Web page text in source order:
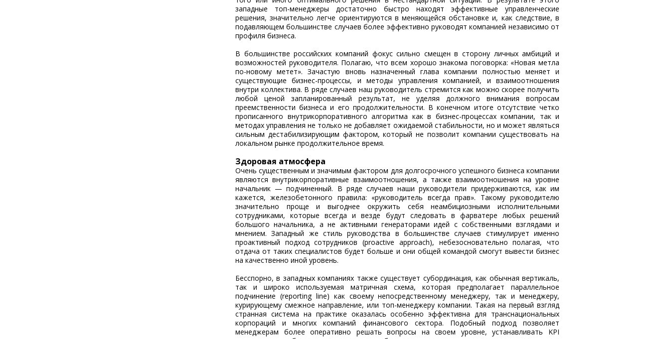
западные топ-менеджеры достаточно быстро находят эффективные управленческие
решения, значительно легче ориентируются в меняющейся обстановке и, как следствие, в
подавляющем большинстве случаев более эффективно руководят компанией независимо от
профиля бизнеса.
В большинстве российских компаний фокус сильно смещен в сторону личных амбиций и
возможностей руководителя. Полагаю, что всем хорошо знакома поговорка: «Новая метла
по-новому метет». Зачастую вновь назначенный глава компании полностью меняет и
существующие бизнес-процессы, и методы управления компанией, и взаимоотношения
внутри коллектива. В ряде случаев наш руководитель стремится как можно скорее получить
любой ценой запланированный результат, не уделяя должного внимания вопросам
преемственности бизнеса и его продолжительности. В конечном итоге отсутствие четко
прописанного внутрикорпоративного алгоритма как в бизнес-процессах компании, так и
методах управления не только не добавляет ожидаемой стабильности, но и может являться
сильным дестабилизирующим фактором, который не позволит компании существовать на
локальном рынке продолжительное время.
Здоровая атмосфера
Очень существенным и значимым фактором для долгосрочного успешного бизнеса компании
являются внутрикорпоративные взаимоотношения, а также взаимоотношения на уровне
начальник — подчиненный. В ряде случаев наши руководители придерживаются, как им
кажется, железобетонного правила: «руководитель всегда прав». Такому руководителю
значительно проще и выгоднее окружить себя неамбициозными исполнительными
сотрудниками, которые всегда и везде будут следовать в фарватере любых решений
большого начальника, а не активными генераторами идей с собственными взглядами и
мнением. Западный же стиль руководства в большинстве случаев стимулирует именно
проактивный подход сотрудников (proactive approach), небезосновательно полагая, что
отдача от таких специалистов будет больше и они общей командой смогут вывести бизнес
на качественно иной уровень.
Бесспорно, в западных компаниях также существует субординация, как обычная вертикаль,
так и широко используемая матричная схема, которая предполагает параллельное
подчинение (reporting line) как своему непосредственному менеджеру, так и менеджеру,
курирующему смежное направление, или топ-менеджеру компании. Такая на первый взгляд
странная система на практике оказалась особенно эффективна для транснациональных
корпораций и многих компаний финансового сектора. Подобный подход позволяет
менеджерам более оперативно решать вопросы на своем уровне, устанавливать KPI